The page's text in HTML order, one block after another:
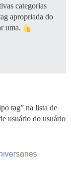
categorias
apropriada do
uma.
tag” na lista de
usuário do usuário